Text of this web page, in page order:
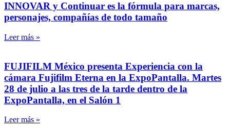
INNOVAR y Continuar es la fórmula para marcas,
personajes, compañías de todo tamaño
Leer más »
FUJIFILM México presenta Experiencia con la
cámara Fujifilm Eterna en la ExpoPantalla. Martes
28 de julio a las tres de la tarde dentro de la
ExpoPantalla, en el Salón 1
Leer más »